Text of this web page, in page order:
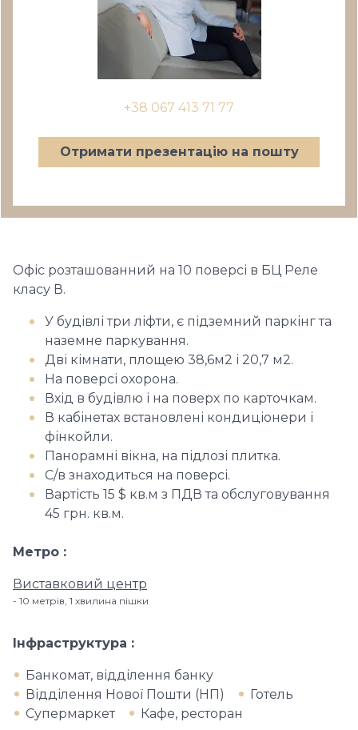
+38 067 413 71 77
Отримати презентацію на пошту
Офіс розташованний на 10 поверсі в БЦ Реле
класу В.
У будівлі три ліфти, є підземний паркінг та
наземне паркування.
Дві кімнати, площею 38,6м2 і 20,7 м2.
На поверсі охорона.
Вхід в будівлю і на поверх по карточкам.
В кабінетах встановлені кондиціонери і
фінкойли.
Панорамні вікна, на підлозі плитка.
С/в знаходиться на поверсі.
Вартість 15 $ кв.м з ПДВ та обслуговування
45 грн. кв.м.
Метро
Виставковий центр
10 метрів, 1 хвилина пішки
Інфраструктура
Банкомат, відділення банку
Відділення Нової Пошти (НП)
Готель
Супермаркет
Кафе, ресторан